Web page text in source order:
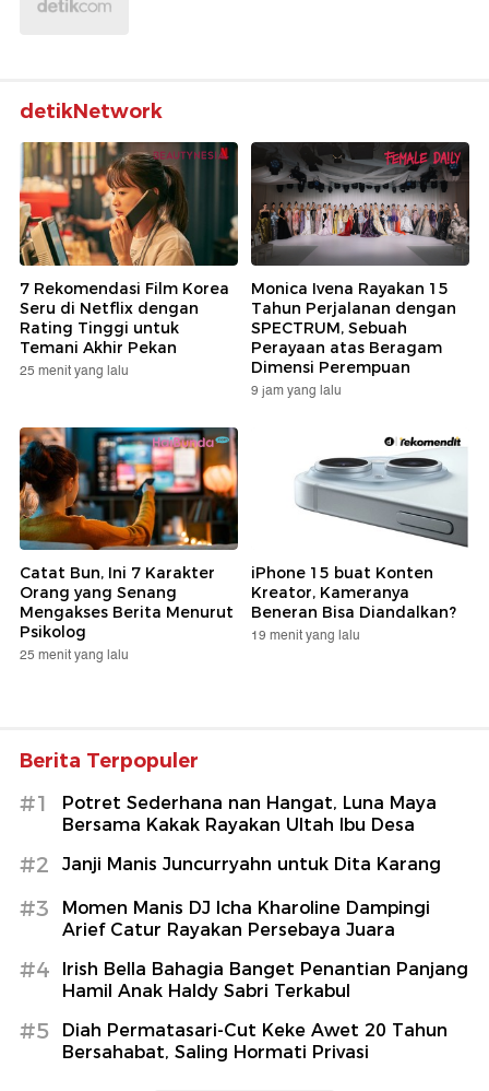
detikNetwork
7 Rekomendasi Film Korea
Seru di Netflix dengan
Rating Tinggi untuk
Temani Akhir Pekan
25 menit yang lalu
Monica Ivena Rayakan 15
Tahun Perjalanan dengan
SPECTRUM, Sebuah
Perayaan atas Beragam
Dimensi Perempuan
9 jam yang lalu
Catat Bun, Ini 7 Karakter
Orang yang Senang
Mengakses Berita Menurut
Psikolog
25 menit yang lalu
iPhone 15 buat Konten
Kreator, Kameranya
Beneran Bisa Diandalkan?
19 menit yang lalu
Berita Terpopuler
#1
Potret Sederhana nan Hangat, Luna Maya
Bersama Kakak Rayakan Ultah Ibu Desa
#2 Janji Manis Juncurryahn untuk Dita Karang
#3
Momen Manis DJ Icha Kharoline Dampingi
Arief Catur Rayakan Persebaya Juara
#4
Irish Bella Bahagia Banget Penantian Panjang
Hamil Anak Haldy Sabri Terkabul
#5
Diah Permatasari-Cut Keke Awet 20 Tahun
Bersahabat, Saling Hormati Privasi